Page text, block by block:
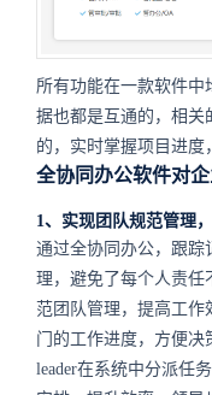
所有功能在一款软件
据也都是互通的，相关
的，实时掌握项目进度
全协同办公软件对企
1、实现团队规范管理
通过全协同办公，跟踪
理，避免了每个人责任
范团队管理，提高工作
门的工作进度，方便
leader在系统中分派任